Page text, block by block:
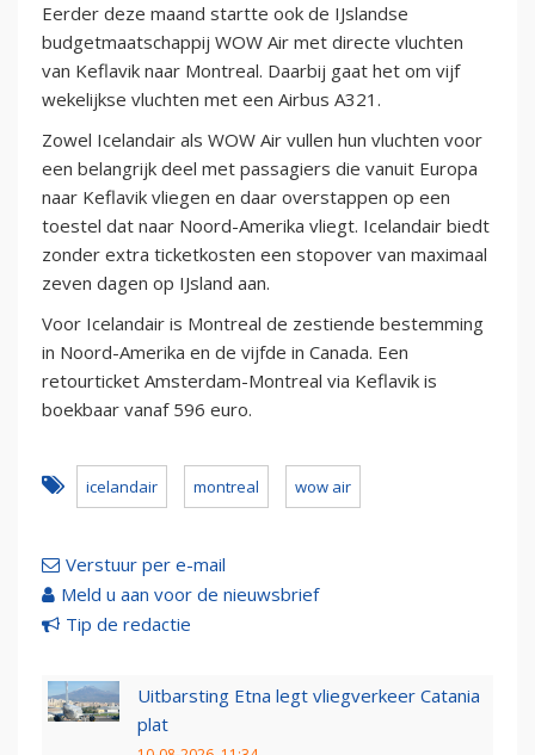
Eerder deze maand startte ook de IJslandse
budgetmaatschappij WOW Air met directe vluchten
van Keflavik naar Montreal. Daarbij gaat het om vijf
wekelijkse vluchten met een Airbus A321.
Zowel Icelandair als WOW Air vullen hun vluchten voor
een belangrijk deel met passagiers die vanuit Europa
naar Keflavik vliegen en daar overstappen op een
toestel dat naar Noord-Amerika vliegt. Icelandair biedt
zonder extra ticketkosten een stopover van maximaal
zeven dagen op IJsland aan.
Voor Icelandair is Montreal de zestiende bestemming
in Noord-Amerika en de vijfde in Canada. Een
retourticket Amsterdam-Montreal via Keflavik is
boekbaar vanaf 596 euro.
icelandair montreal wow air
Verstuur per e-mail
Meld u aan voor de nieuwsbrief
Tip de redactie
Uitbarsting Etna legt vliegverkeer Catania
plat